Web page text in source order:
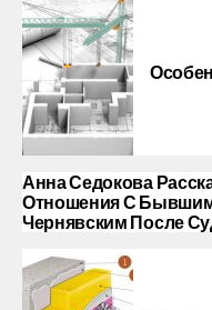
Анна Седокова
Отношения С
Чернявским После